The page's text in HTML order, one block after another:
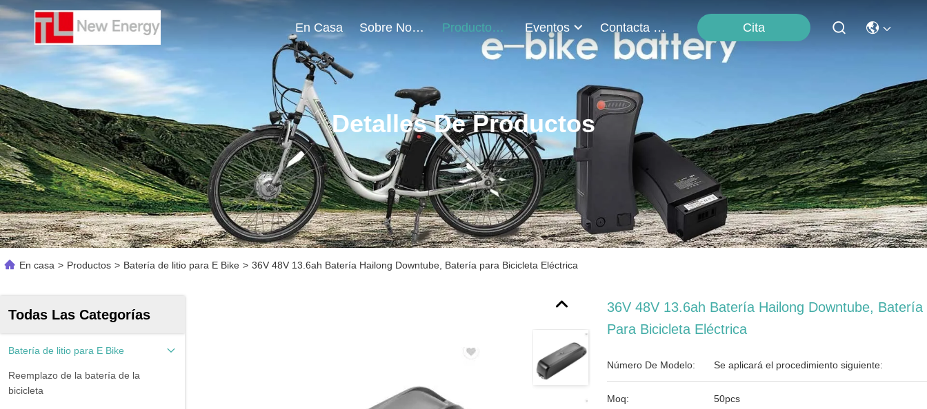
En Casa Sobre Nosotros Productos Eventos Contacta Con Nosotros Cita
Detalles De Productos
En casa > Productos > Batería de litio para E Bike > 36V 48V 13.6ah Batería Hailong Downtube, Batería para Bicicleta Eléctrica
Todas Las Categorías
Batería de litio para E Bike
Reemplazo de la batería de la
bicicleta
36V 48V 13.6ah Batería Hailong Downtube, Batería
Para Bicicleta Eléctrica
Número De Modelo: Se aplicará el procedimiento siguiente:
Moq: 50pcs